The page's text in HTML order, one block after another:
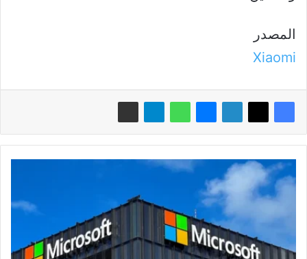
المصدر
Xiaomi
مايكروسوفت
توقف
تجسس
الإسرائيلية
على